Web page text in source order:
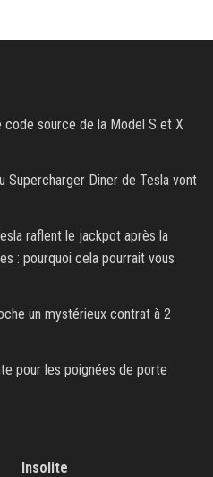
code source de la Model S et X
Supercharger Diner de Tesla vont
raflent le jackpot après la
: pourquoi cela pourrait vous
un mystérieux contrat à 2
pour les poignées de porte
Insolite